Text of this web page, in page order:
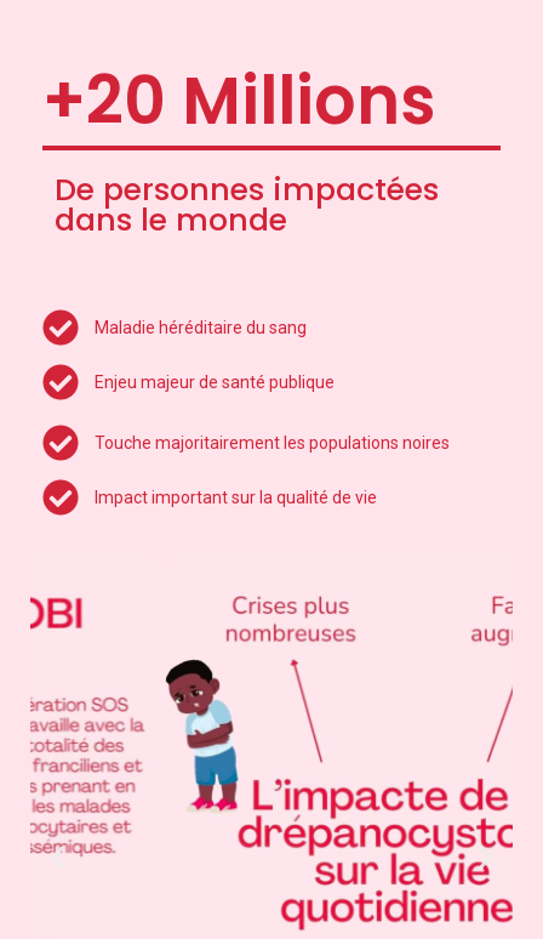
+20 Millions
De personnes impactées
dans le monde
Maladie héréditaire du sang
Enjeu majeur de santé publique
Touche majoritairement les populations noires
Impact important sur la qualité de vie